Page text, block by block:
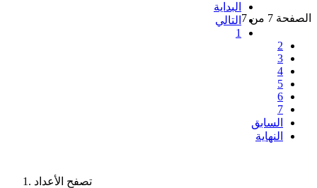
الصفحة 7 من 7
البداية
التالي
1
2
3
4
5
6
7
السابق
النهاية
تصفح الأعداد